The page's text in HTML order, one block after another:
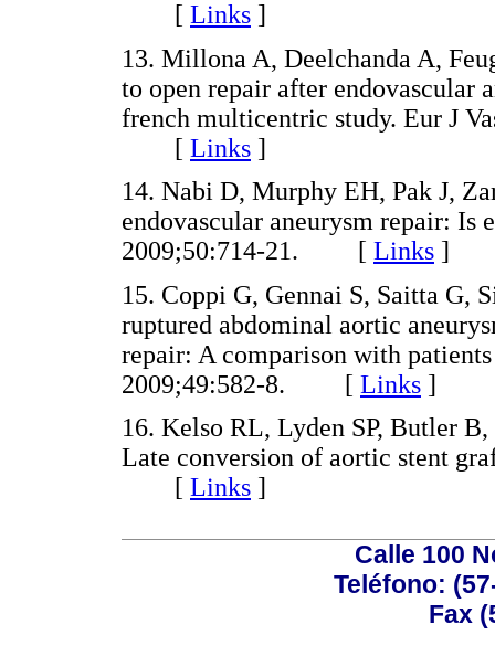
[ Links ]
13. Millona A, Deelchanda A,
to open repair after endovascular
french multicentric study. Eur J
[ Links ]
14. Nabi D, Murphy EH, Pak J,
endovascular aneurysm repair: Is
2009;50:714-21. [ Links ]
15. Coppi G, Gennai S, Saitta G,
ruptured abdominal aortic
repair: A comparison with
2009;49:582-8. [ Links ]
16. Kelso RL, Lyden SP, Butler
Late conversion of aortic stent
[ Links ]
Calle 100
Teléfono:
Fax